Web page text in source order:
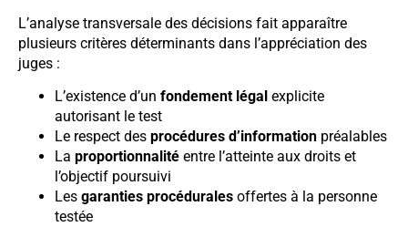
L’analyse transversale des décisions fait apparaître
plusieurs critères déterminants dans l’appréciation des
juges :
L’existence d’un fondement légal explicite
autorisant le test
Le respect des procédures d’information préalables
La proportionnalité entre l’atteinte aux droits et
l’objectif poursuivi
Les garanties procédurales offertes à la personne
testée